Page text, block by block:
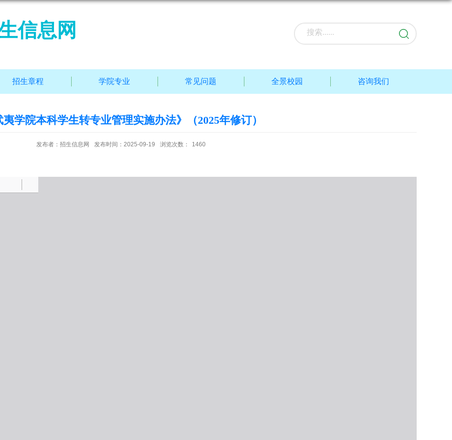
信息网
招生章程 学院专业 常见问题 全景校园 咨询我们
夷学院本科学生转专业管理实施办法》（2025年修订）
发布者：招生信息网 发布时间：2025-09-19 浏览次数： 1460